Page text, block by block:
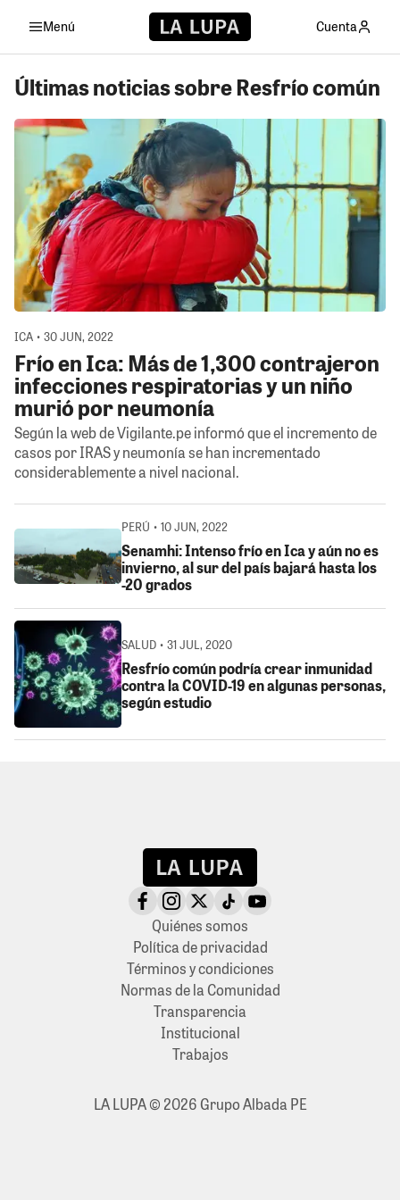
Menú Cuenta
Últimas noticias sobre Resfrío común
ICA • 30 JUN, 2022
Frío en Ica: Más de 1,300 contrajeron
infecciones respiratorias y un niño
murió por neumonía
Según la web de Vigilante.pe informó que el incremento de
casos por IRAS y neumonía se han incrementado
considerablemente a nivel nacional.
PERÚ • 10 JUN, 2022
Senamhi: Intenso frío en Ica y aún no es
invierno, al sur del país bajará hasta los
-20 grados
SALUD • 31 JUL, 2020
Resfrío común podría crear inmunidad
contra la COVID-19 en algunas personas,
según estudio
Quiénes somos
Política de privacidad
Términos y condiciones
Normas de la Comunidad
Transparencia
Institucional
Trabajos
LA LUPA © 2026 Grupo Albada PE